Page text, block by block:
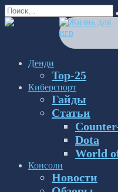
Перейти
к
Search
for:
Денди
Top-25
Киберспорт
Гайды
Статьи
Dota
World
Консоли
Новости